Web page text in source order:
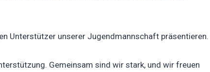
Unterstützer unserer Jugendmannschaft präsentieren.
Gemeinsam sind wir stark, und wir freuen